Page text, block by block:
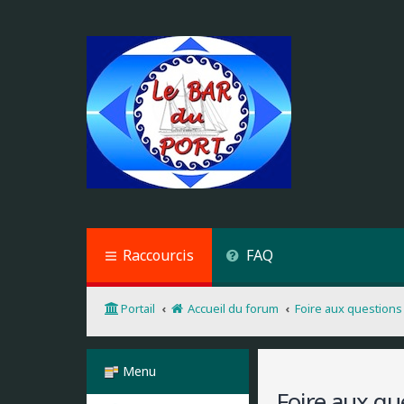
Raccourcis FAQ
Portail Accueil du forum Foire aux questions
Menu